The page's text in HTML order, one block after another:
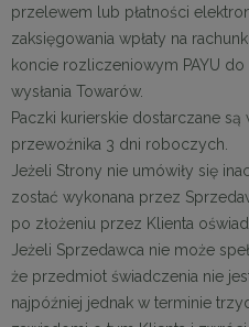
przelewem lub płatności
zaksięgowania wpłaty na
koncie rozliczeniowym PAYU
wysłania Towarów.
Paczki kurierskie dostarczane
przewoźnika 3 dni roboczych.
Jeżeli Strony nie umówiły się
zostać wykonana przez
po złożeniu przez Klienta
Jeżeli Sprzedawca nie może
że przedmiot świadczenia nie
najpóźniej jednak w terminie